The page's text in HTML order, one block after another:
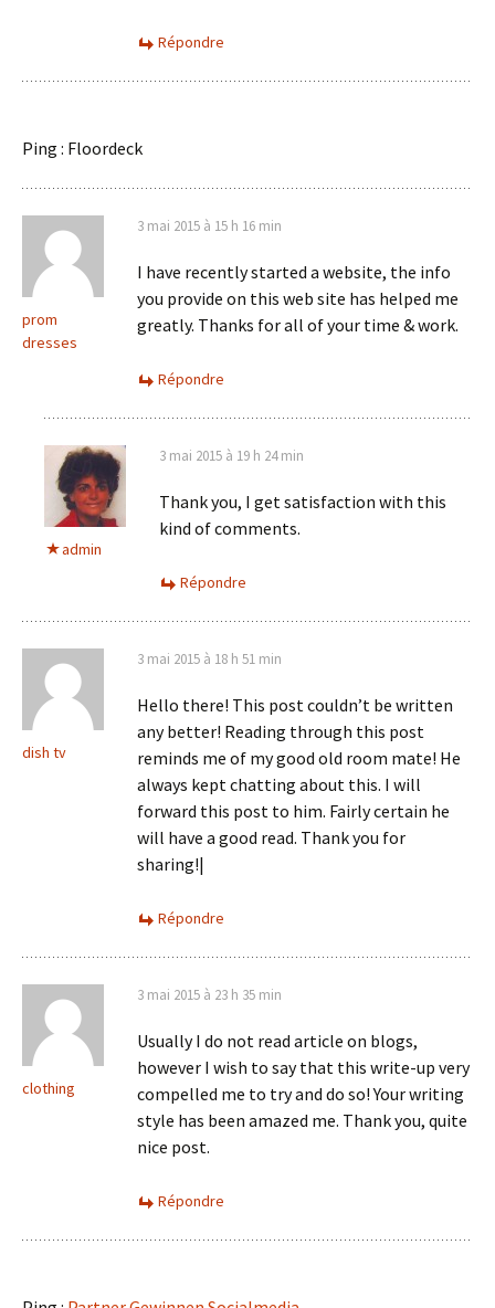
Répondre
Ping : Floordeck
prom
dresses
3 mai 2015 à 15 h 16 min
I have recently started a website, the info
you provide on this web site has helped me
greatly. Thanks for all of your time & work.
Répondre
admin
3 mai 2015 à 19 h 24 min
Thank you, I get satisfaction with this
kind of comments.
Répondre
dish tv
3 mai 2015 à 18 h 51 min
Hello there! This post couldn’t be written
any better! Reading through this post
reminds me of my good old room mate! He
always kept chatting about this. I will
forward this post to him. Fairly certain he
will have a good read. Thank you for
sharing!|
Répondre
clothing
3 mai 2015 à 23 h 35 min
Usually I do not read article on blogs,
however I wish to say that this write-up very
compelled me to try and do so! Your writing
style has been amazed me. Thank you, quite
nice post.
Répondre